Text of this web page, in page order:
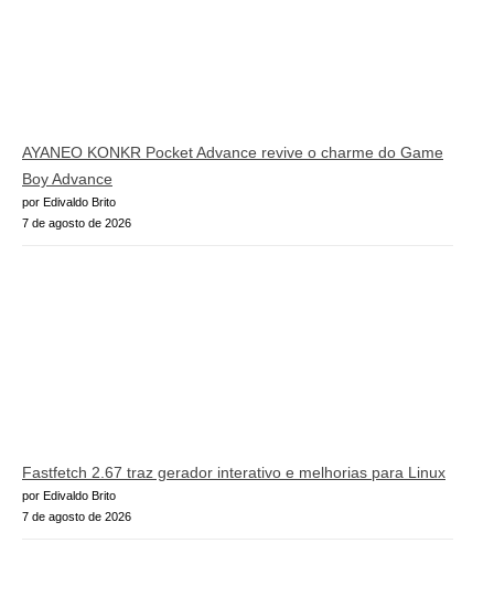
AYANEO KONKR Pocket Advance revive o charme do Game
Boy Advance
por Edivaldo Brito
7 de agosto de 2026
Fastfetch 2.67 traz gerador interativo e melhorias para Linux
por Edivaldo Brito
7 de agosto de 2026